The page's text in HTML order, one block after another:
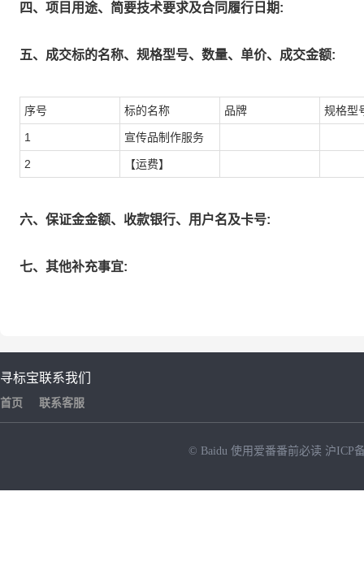
四、项目用途、简要技术要求及合同履行日期:
五、成交标的名称、规格型号、数量、单价、成交金额:
序号 标的名称 品牌 规格型
1 宣传品制作服务
2 【运费】
六、保证金金额、收款银行、用户名及卡号:
七、其他补充事宜:
寻标宝
首页
联系我们
联系客服
© Baidu 使用爱番番前必读 沪ICP